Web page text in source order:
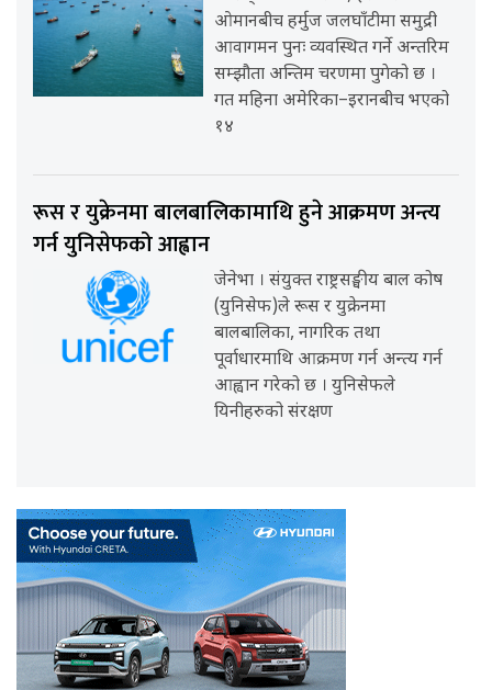
ओमानबीच हर्मुज जलघाँटीमा समुद्री
आवागमन पुनः व्यवस्थित गर्ने अन्तरिम
सम्झौता अन्तिम चरणमा पुगेको छ ।
गत महिना अमेरिका–इरानबीच भएको
१४
रूस र युक्रेनमा बालबालिकामाथि हुने आक्रमण अन्त्य
गर्न युनिसेफको आह्वान
जेनेभा । संयुक्त राष्ट्रसङ्घीय बाल कोष
(युनिसेफ)ले रूस र युक्रेनमा
बालबालिका, नागरिक तथा
पूर्वाधारमाथि आक्रमण गर्न अन्त्य गर्न
आह्वान गरेको छ । युनिसेफले
यिनीहरुको संरक्षण